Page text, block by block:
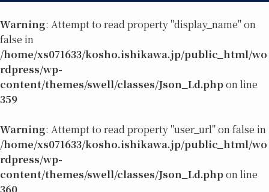
Warning: Attempt to read property "display_name" on
false in
/home/xs071633/kosho.ishikawa.jp/public_html/wo
rdpress/wp-
content/themes/swell/classes/Json_Ld.phpon line
359
Warning: Attempt to read property "user_url" on false in
/home/xs071633/kosho.ishikawa.jp/public_html/wo
rdpress/wp-
content/themes/swell/classes/Json_Ld.phpon line
360